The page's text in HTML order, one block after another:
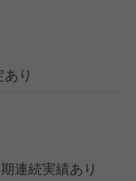
り
連続実績あり